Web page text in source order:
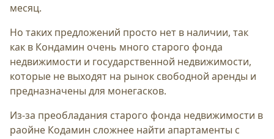
месяц.
Но таких предложений просто нет в наличии, так
как в Кондамин очень много старого фонда
недвижимости и государственной недвижимости,
которые не выходят на рынок свободной аренды и
предназначены для монегасков.
Из-за преобладания старого фонда недвижимости в
раойне Кодамин сложнее найти апартаменты с